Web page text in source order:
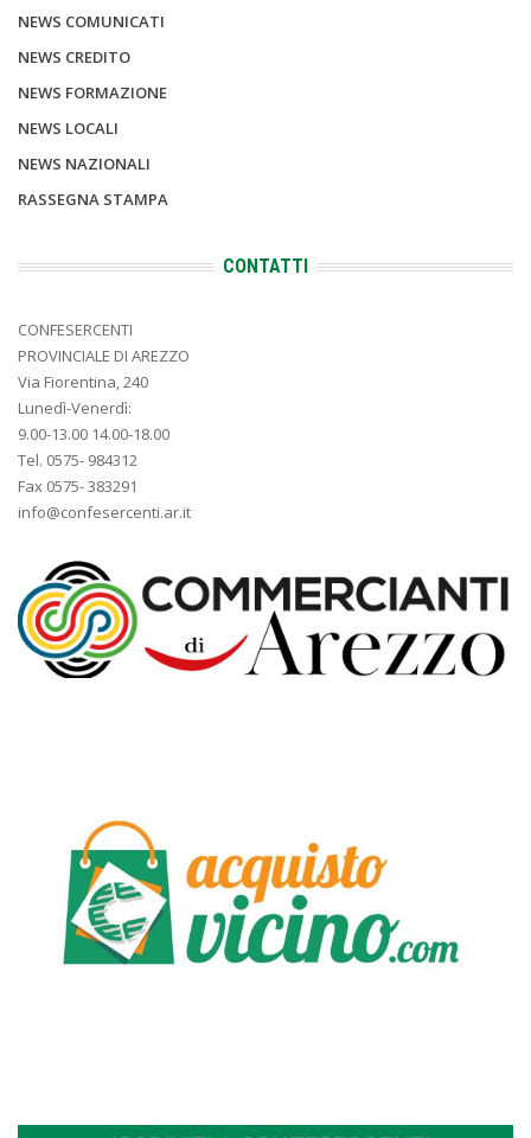
NEWS COMUNICATI
NEWS CREDITO
NEWS FORMAZIONE
NEWS LOCALI
NEWS NAZIONALI
RASSEGNA STAMPA
CONTATTI
CONFESERCENTI
PROVINCIALE DI AREZZO
Via Fiorentina, 240
Lunedì-Venerdì:
9.00-13.00 14.00-18.00
Tel. 0575- 984312
Fax 0575- 383291
info@confesercenti.ar.it